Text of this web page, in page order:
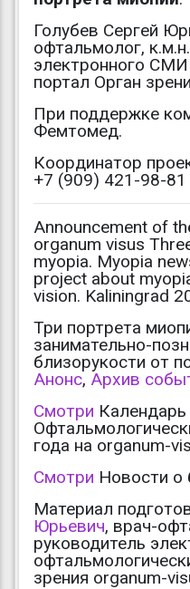
Голубев Сергей
офтальмолог,
электронного
портал Орган
При поддержке
Фемтомед.
Координатор
+7 (909) 421-98-81
Announcement of
organum visus
myopia. Myopia
project about
vision. Kaliningrad
Три портрета
занимательно-
близорукости от
Анонс, Архив
Смотри Календарь
года на organum-
Смотри Новости о
Материал
Юрьевич, врач-
руководитель
зрения organum-